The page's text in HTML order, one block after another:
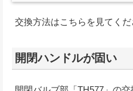
交換方法はこちらを見てくだ
開閉ハンドルが固い